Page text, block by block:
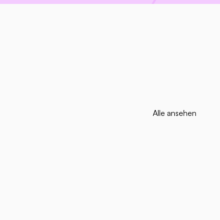
Alle ansehen